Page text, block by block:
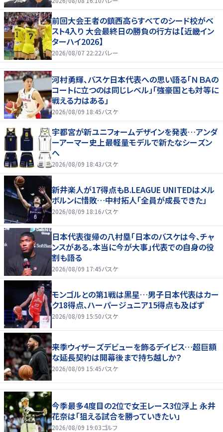
前回大会王者の鎮西高らすべてのシード校がベ
スト4入り 大会最終日の勝負の行方は【近畿イン
ターハイ2026】
2026/08/07 22:22バレー
河村勇輝、バスケ日本代表への思い語る「ＮＢＡの
コートに立つのは同じレベル」「強豪国とも対等に
戦える力はある」
2026/08/09 18:45バスケ
宇都宮が新ユニフォームデザインを発表…アンダ
ーアーマー史上最軽量モデルで新たなシーズン
へ
2026/08/09 18:43バスケ
新井楽人が17得点もB.LEAGUE UNITEDはメル
ボルンに惜敗…中村拓人「全員が成長できた」
2026/08/09 18:16バスケ
日本代表復帰の八村塁「日本のバスケは今、チャ
ンスがある。本当に今が大事」代表での自身の役
割も語る
2026/08/09 17:45バスケ
モンゴルとの第1戦は黒星…男子日本代表はカー
ク18得点、ハーパージュニア15得点も及ばず
2026/08/09 15:50バスケ
来季ウィザーズデビューを飾るデイビス…超巨額
な延長契約は開幕後まで持ち越しか？
2026/08/09 15:45バスケ
今季最多4度目の2位で女王レース3位浮上 永井
花奈は「狙える試合を勝っていきたい」
2026/08/09 19:03ゴルフ